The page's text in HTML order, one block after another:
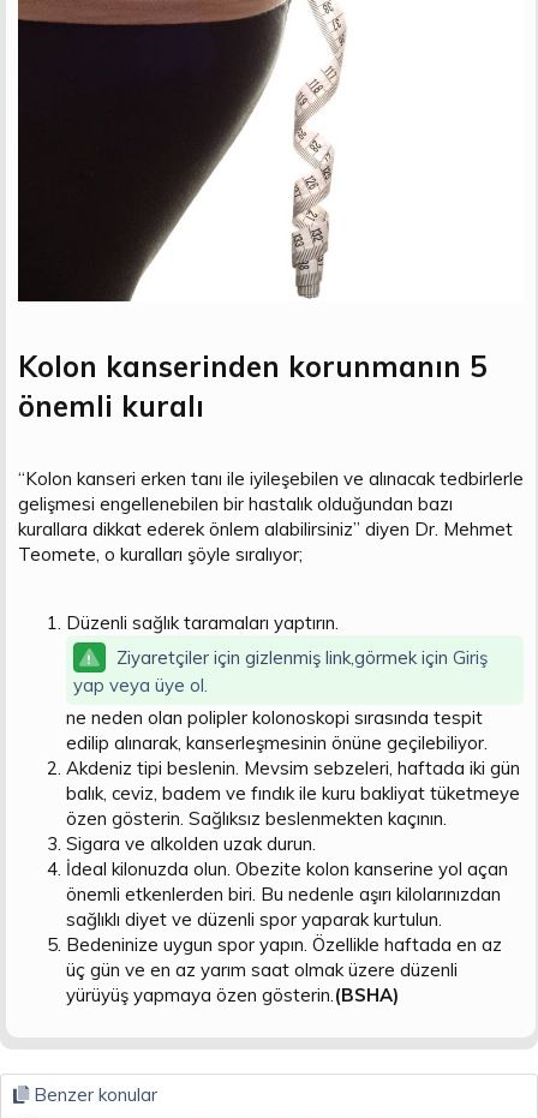
Kolon kanserinden korunmanın 5
önemli kuralı
“Kolon kanseri erken tanı ile iyileşebilen ve alınacak tedbirlerle
gelişmesi engellenebilen bir hastalık olduğundan bazı
kurallara dikkat ederek önlem alabilirsiniz” diyen Dr. Mehmet
Teomete, o kuralları şöyle sıralıyor;
Düzenli sağlık taramaları yaptırın.
Ziyaretçiler için gizlenmiş link,görmek için Giriş
yap veya üye ol.
ne neden olan polipler kolonoskopi sırasında tespit
edilip alınarak, kanserleşmesinin önüne geçilebiliyor.
Akdeniz tipi beslenin. Mevsim sebzeleri, haftada iki gün
balık, ceviz, badem ve fındık ile kuru bakliyat tüketmeye
özen gösterin. Sağlıksız beslenmekten kaçının.
Sigara ve alkolden uzak durun.
İdeal kilonuzda olun. Obezite kolon kanserine yol açan
önemli etkenlerden biri. Bu nedenle aşırı kilolarınızdan
sağlıklı diyet ve düzenli spor yaparak kurtulun.
Bedeninize uygun spor yapın. Özellikle haftada en az
üç gün ve en az yarım saat olmak üzere düzenli
yürüyüş yapmaya özen gösterin.(BSHA)
Benzer konular